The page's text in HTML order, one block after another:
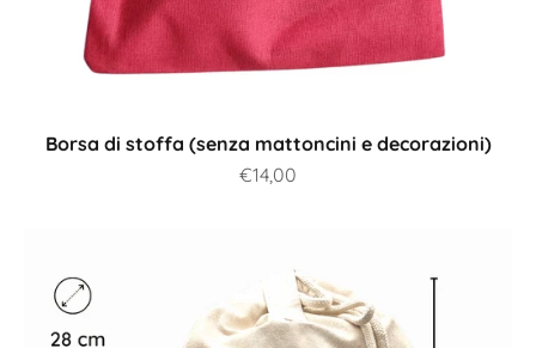
Borsa di stoffa (senza mattoncini e decorazioni)
Prezzo scontato
€14,00